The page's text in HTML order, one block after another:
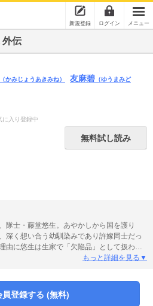
新規登録 ログイン メニュー
外伝
（かみじょうあきみね） 友麻碧 （ゆうまみど
に入り登録中
無料試し読み
隊士・藤堂悠生。あやかしから国を護り
深く想い合う幼馴染みであり許嫁同士だっ
由に悠生は生家で「欠陥品」として扱わ
を妹・鈴音に奪われてしまう。複雑な想い
もっと詳細を見る▼
員登録する (無料)